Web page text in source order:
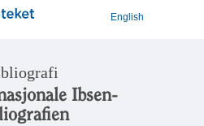
English
Ibsen-